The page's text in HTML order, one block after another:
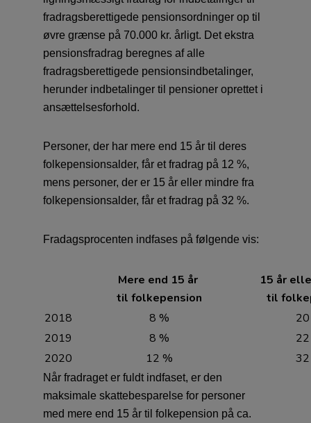
fradragsberettigede pensionsordninger op til
øvre grænse på 70.000 kr. årligt. Det ekstra
pensionsfradrag beregnes af alle
fradragsberettigede pensionsindbetalinger,
herunder indbetalinger til pensioner oprettet i
ansættelsesforhold.
Personer, der har mere end 15 år til deres
folkepensionsalder, får et fradrag på 12 %,
mens personer, der er 15 år eller mindre fra
folkepensionsalder, får et fradrag på 32 %.
Fradagsprocenten indfases på følgende vis:
Mere end 15 år
til folkepension
15 år
til
2018
8 %
2019
8 %
2020
12 %
Når fradraget er fuldt indfaset, er den
maksimale skattebesparelse for personer
med mere end 15 år til folkepension på ca.